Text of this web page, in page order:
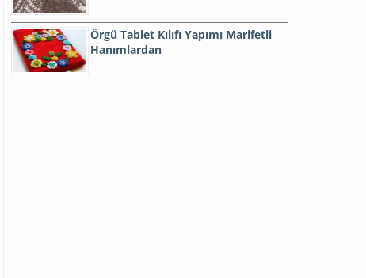
Örgü Tablet Kılıfı Yapımı Marifetli
Hanımlardan